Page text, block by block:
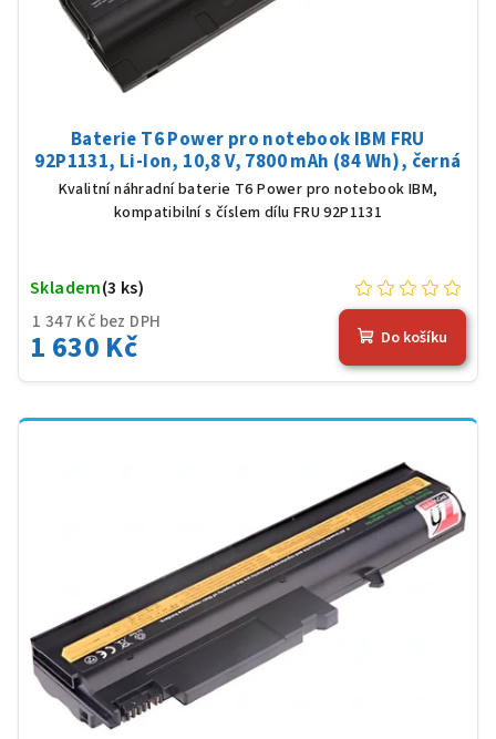
Baterie T6 Power pro notebook IBM FRU
92P1131, Li-Ion, 10,8 V, 7800 mAh (84 Wh), černá
Kvalitní náhradní baterie T6 Power pro notebook IBM,
kompatibilní s číslem dílu FRU 92P1131
1 347 Kč bez DPH
1 630 Kč
Skladem(3 ks)
Do košíku